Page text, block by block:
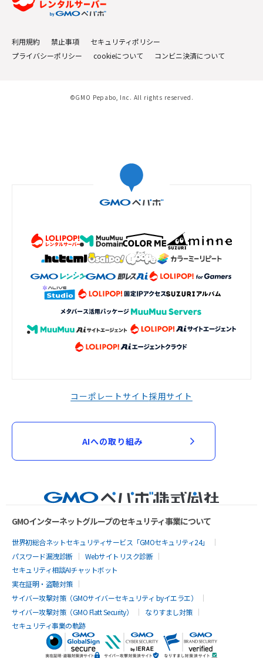
利用規約 禁止事項
セキュリティポリシー
プライバシーポリシー
cookieについて コンビニ決済について
©GMO Pepabo, Inc. All rights reserved.
コーポレートサイト採用サイト
AIへの取り組み
GMOインターネットグループのセキュリティ事業について
世界初総合ネットセキュリティサービス「GMOセキュリティ24」
パスワード漏洩診断
Webサイトリスク診断
セキュリティ相談AIチャットボット
実在証明・盗聴対策
サイバー攻撃対策（GMOサイバーセキュリティ byイエラエ）
サイバー攻撃対策（GMO Flatt Security）
なりすまし対策
セキュリティ事業の軌跡